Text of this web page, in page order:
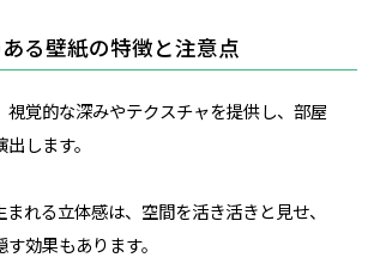
る壁紙の特徴と注意点
視覚的な深みやテクスチャを提供し、部屋
します。
れる立体感は、空間を活き活きと見せ、
効果もあります。